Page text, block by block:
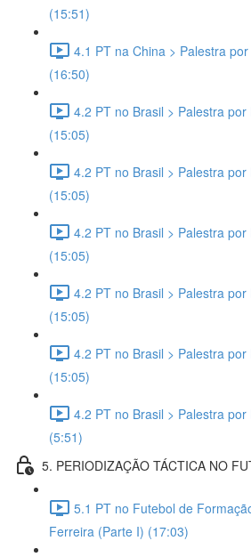
(15:51)
4.1 PT na China > Palestra
(16:50)
4.2 PT no Brasil > Palestra
(15:05)
4.2 PT no Brasil > Palestra
(15:05)
4.2 PT no Brasil > Palestra
(15:05)
4.2 PT no Brasil > Palestra
(15:05)
4.2 PT no Brasil > Palestra
(15:05)
4.2 PT no Brasil > Palestra
(5:51)
5. PERIODIZAÇÃO TÁCTICA NO
5.1 PT no Futebol de
Ferreira (Parte I) (17:03)